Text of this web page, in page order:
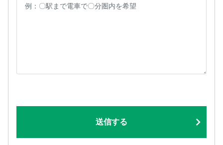
送信する